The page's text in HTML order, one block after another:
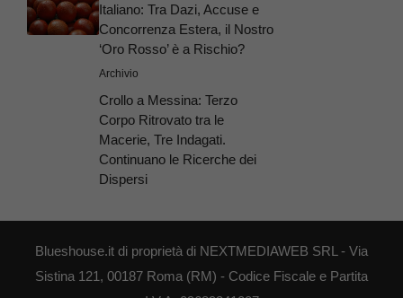
Italiano: Tra Dazi, Accuse e
Concorrenza Estera, il Nostro
‘Oro Rosso’ è a Rischio?
Archivio
Crollo a Messina: Terzo
Corpo Ritrovato tra le
Macerie, Tre Indagati.
Continuano le Ricerche dei
Dispersi
Blueshouse.it di proprietà di NEXTMEDIAWEB SRL - Via
Sistina 121, 00187 Roma (RM) - Codice Fiscale e Partita